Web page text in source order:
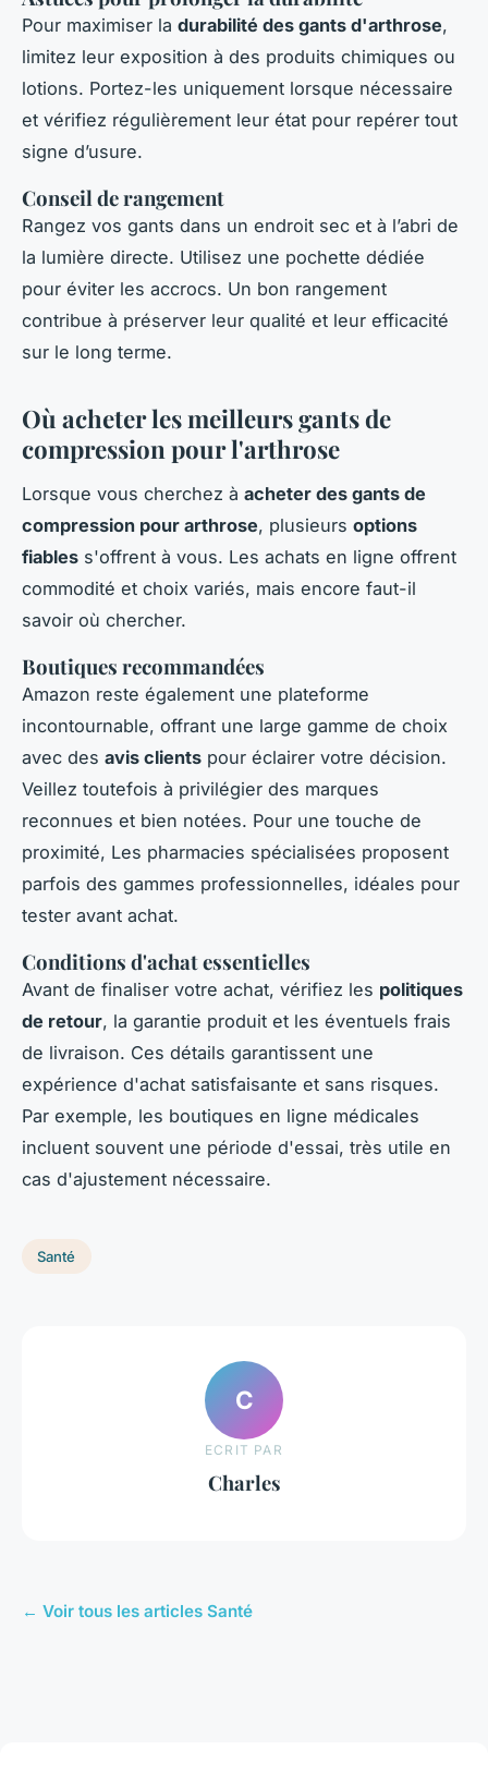
Pour maximiser la durabilité des gants d'arthrose,
limitez leur exposition à des produits chimiques ou
lotions. Portez-les uniquement lorsque nécessaire
et vérifiez régulièrement leur état pour repérer tout
signe d’usure.
Conseil de rangement
Rangez vos gants dans un endroit sec et à l’abri de
la lumière directe. Utilisez une pochette dédiée
pour éviter les accrocs. Un bon rangement
contribue à préserver leur qualité et leur efficacité
sur le long terme.
Où acheter les meilleurs gants de
compression pour l'arthrose
Lorsque vous cherchez à acheter des gants de
compression pour arthrose, plusieurs options
fiables s'offrent à vous. Les achats en ligne offrent
commodité et choix variés, mais encore faut-il
savoir où chercher.
Boutiques recommandées
Amazon reste également une plateforme
incontournable, offrant une large gamme de choix
avec des avis clients pour éclairer votre décision.
Veillez toutefois à privilégier des marques
reconnues et bien notées. Pour une touche de
proximité, Les pharmacies spécialisées proposent
parfois des gammes professionnelles, idéales pour
tester avant achat.
Conditions d'achat essentielles
Avant de finaliser votre achat, vérifiez les politiques
de retour, la garantie produit et les éventuels frais
de livraison. Ces détails garantissent une
expérience d'achat satisfaisante et sans risques.
Par exemple, les boutiques en ligne médicales
incluent souvent une période d'essai, très utile en
cas d'ajustement nécessaire.
Santé
C
ECRIT PAR
Charles
← Voir tous les articles Santé